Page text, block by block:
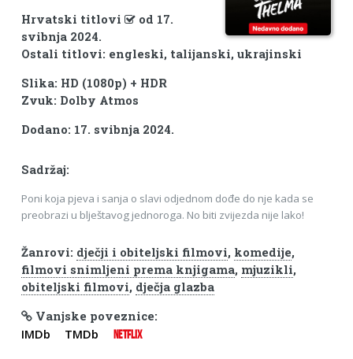
Hrvatski titlovi
od 17.
svibnja 2024.
Ostali titlovi: engleski, talijanski, ukrajinski
Slika: HD (1080p) + HDR
Zvuk: Dolby Atmos
Dodano: 17. svibnja 2024.
Sadržaj:
Poni koja pjeva i sanja o slavi odjednom dođe do nje kada se
preobrazi u blještavog jednoroga. No biti zvijezda nije lako!
Žanrovi: dječji i obiteljski filmovi, komedije,
filmovi snimljeni prema knjigama, mjuzikli,
obiteljski filmovi, dječja glazba
Vanjske poveznice:
IMDb TMDb NETFLIX